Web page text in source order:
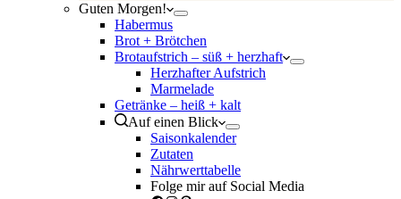
Guten Morgen!
Habermus
Brot + Brötchen
Brotaufstrich – süß + herzhaft
Herzhafter Aufstrich
Marmelade
Getränke – heiß + kalt
Auf einen Blick
Saisonkalender
Zutaten
Nährwerttabelle
Folge mir auf Social Media